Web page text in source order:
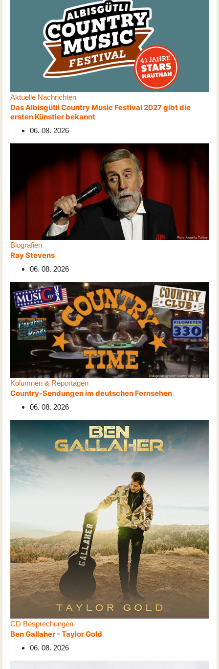
Aktuelle Nachrichten
Das Albisgütli Country Music Festival 2027 gibt die
ersten Künstler bekannt
06. 08. 2026
Biografien
Ray Stevens
06. 08. 2026
Kolumnen & Reportagen
Country-Sendungen im deutschen Fernsehen
06. 08. 2026
CD Besprechungen
Ben Gallaher - Taylor Gold
06. 08. 2026